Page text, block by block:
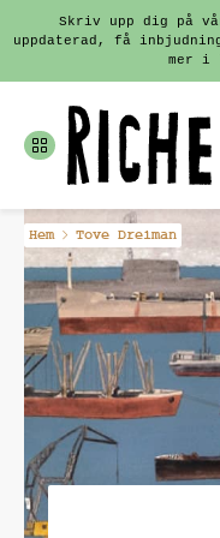
Fortsätt
till
innehållet
Skriv upp dig på
uppdaterad, få
mer i
Hem Tove Dreiman